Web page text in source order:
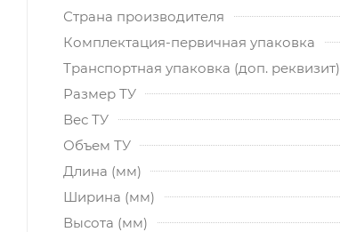
Страна производителя
Комплектация-первичная упаковка
Транспортная упаковка (доп. реквизит)
Размер ТУ
Вес ТУ
Объем ТУ
Длина (мм)
Ширина (мм)
Высота (мм)